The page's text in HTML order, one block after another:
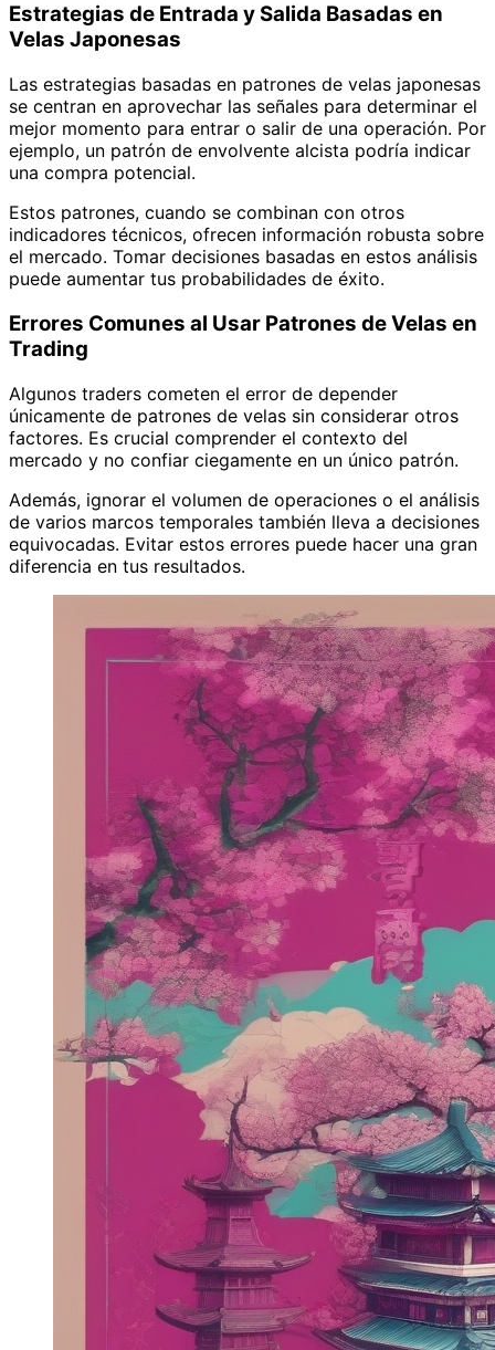
Estrategias de Entrada y Salida Basadas en
Velas Japonesas
Las estrategias basadas en patrones de velas japonesas
se centran en aprovechar las señales para determinar el
mejor momento para entrar o salir de una operación. Por
ejemplo, un patrón de envolvente alcista podría indicar
una compra potencial.
Estos patrones, cuando se combinan con otros
indicadores técnicos, ofrecen información robusta sobre
el mercado. Tomar decisiones basadas en estos análisis
puede aumentar tus probabilidades de éxito.
Errores Comunes al Usar Patrones de Velas en
Trading
Algunos traders cometen el error de depender
únicamente de patrones de velas sin considerar otros
factores. Es crucial comprender el contexto del
mercado y no confiar ciegamente en un único patrón.
Además, ignorar el volumen de operaciones o el análisis
de varios marcos temporales también lleva a decisiones
equivocadas. Evitar estos errores puede hacer una gran
diferencia en tus resultados.